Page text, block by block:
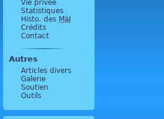
Vie privée
Statistiques
Histo. des MàJ
Crédits
Contact
Autres
Articles divers
Galerie
Soutien
Outils